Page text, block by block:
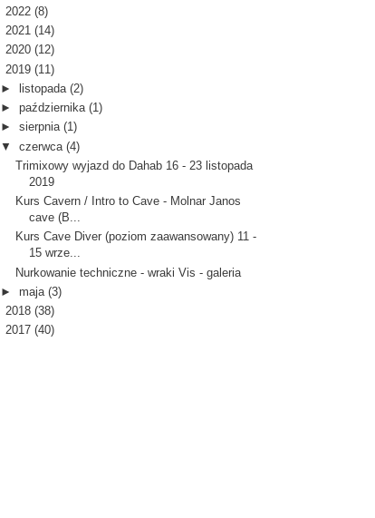
2022 (8)
2021 (14)
2020 (12)
2019 (11)
►
listopada (2)
►października (1)
►sierpnia (1)
▼
czerwca (4)
Trimixowy wyjazd do Dahab 16 - 23 listopada
2019
Kurs Cavern / Intro to Cave - Molnar Janos
cave (B...
Kurs Cave Diver (poziom zaawansowany) 11 -
15 wrze...
Nurkowanie techniczne - wraki Vis - galeria
► maja (3)
2018 (38)
2017 (40)